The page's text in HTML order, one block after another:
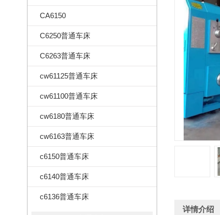
CA6150
C6250普通车床
C6263普通车床
cw61125普通车床
cw61100普通车床
cw6180普通车床
cw6163普通车床
c6150普通车床
c6140普通车床
c6136普通车床
详情介绍